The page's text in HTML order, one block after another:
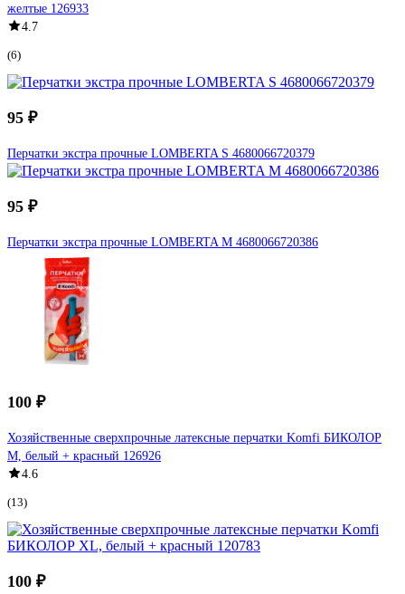
желтые 126933
4.7
(6)
95 ₽
Перчатки экстра прочные LOMBERTA S 4680066720379
95 ₽
Перчатки экстра прочные LOMBERTA M 4680066720386
100 ₽
Хозяйственные сверхпрочные латексные перчатки Komfi БИКОЛОР
M, белый + красный 126926
4.6
(13)
100 ₽